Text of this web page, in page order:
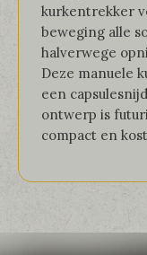
kurkentrekker
beweging alle
halverwege
Deze manuele
een
ontwerp is
compact en